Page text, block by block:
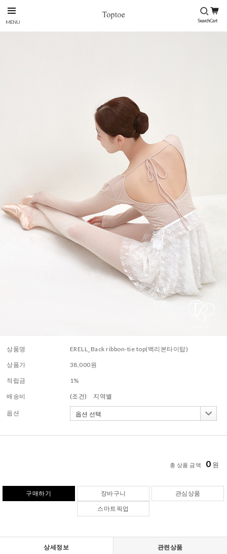
상품명 ERELL_Back ribbon-tie top(백리본타이탑)
상품가 38,000원
적립금 1%
배송비 (조건) 지역별
옵션
총 상품 금액 0 원
구매하기 장바구니
관심상품
스마트픽업
상세정보 관련상품